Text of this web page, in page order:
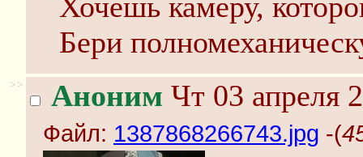
Бери
>> Аноним Чт 03 апреля
Файл: 1387868266743.jpg -(